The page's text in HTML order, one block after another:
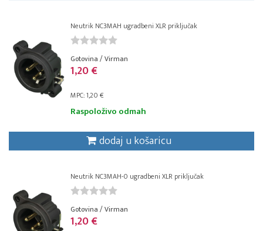
Neutrik NC3MAH ugradbeni XLR priključak
Gotovina / Virman
1,20 €
MPC: 1,20 €
Raspoloživo odmah
dodaj u košaricu
Neutrik NC3MAH-0 ugradbeni XLR priključak
Gotovina / Virman
1,20 €